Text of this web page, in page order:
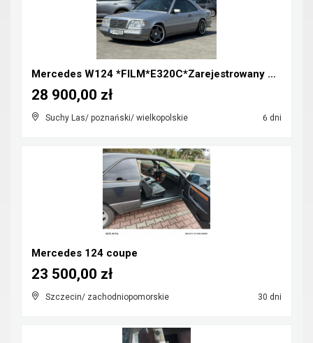
Mercedes W124 *FILM*E320C*Zarejestrowany w Polsce*...
Suchy Las/ poznański/ wielkopolskie 6 dni
28 900,00 zł
Mercedes 124 coupe
Szczecin/ zachodniopomorskie 30 dni
23 500,00 zł